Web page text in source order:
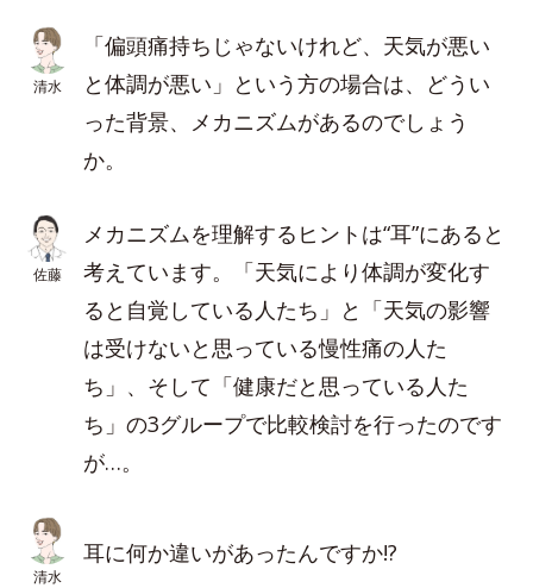
清水
「偏頭痛持ちじゃないけれど、天気が悪い
と体調が悪い」という方の場合は、どうい
った背景、メカニズムがあるのでしょう
か。
佐藤
メカニズムを理解するヒントは“耳”にあると
考えています。「天気により体調が変化す
ると自覚している人たち」と「天気の影響
は受けないと思っている慢性痛の人た
ち」、そして「健康だと思っている人た
ち」の3グループで比較検討を行ったのです
が…。
清水
耳に何か違いがあったんですか!?